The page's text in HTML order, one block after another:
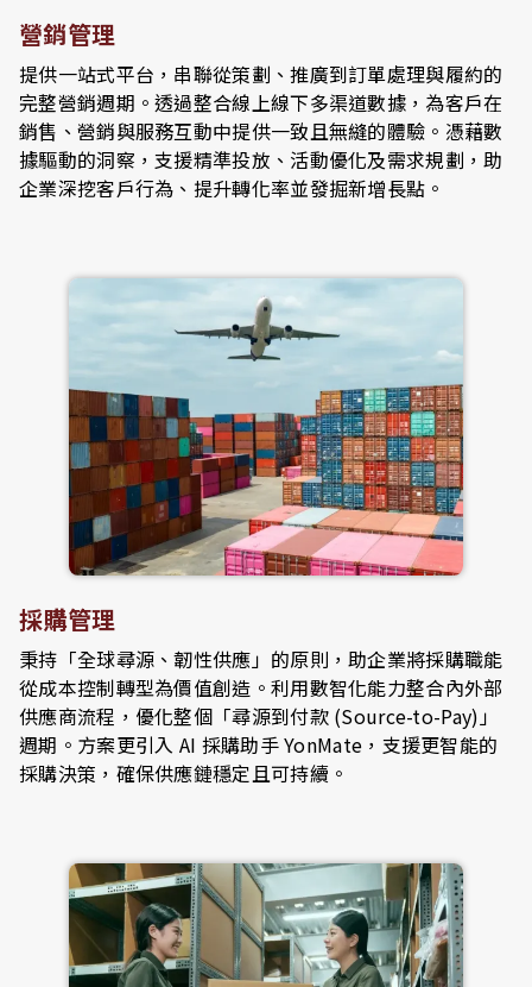
營銷管理
提供一站式平台，串聯從策劃、推廣到訂單處理與履約的
完整營銷週期。透過整合線上線下多渠道數據，為客戶在
銷售、營銷與服務互動中提供一致且無縫的體驗。憑藉數
據驅動的洞察，支援精準投放、活動優化及需求規劃，助
企業深挖客戶行為、提升轉化率並發掘新增長點。
採購管理
秉持「全球尋源、韌性供應」的原則，助企業將採購職能
從成本控制轉型為價值創造。利用數智化能力整合內外部
供應商流程，優化整個「尋源到付款 (Source-to-Pay)」
週期。方案更引入 AI 採購助手 YonMate，支援更智能的
採購決策，確保供應鏈穩定且可持續。